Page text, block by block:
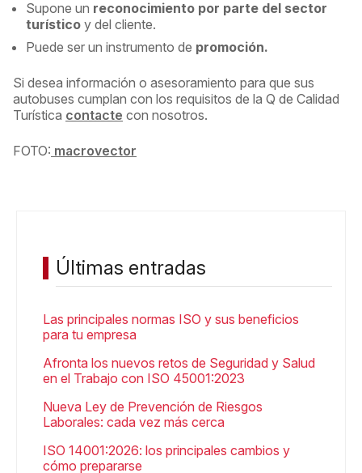
Supone un reconocimiento por parte del sector
turístico y del cliente.
Puede ser un instrumento de promoción.
Si desea información o asesoramiento para que sus
autobuses cumplan con los requisitos de la Q de Calidad
Turística contacte con nosotros.
FOTO: macrovector
Últimas entradas
Las principales normas ISO y sus beneficios
para tu empresa
Afronta los nuevos retos de Seguridad y Salud
en el Trabajo con ISO 45001:2023
Nueva Ley de Prevención de Riesgos
Laborales: cada vez más cerca
ISO 14001:2026: los principales cambios y
cómo prepararse